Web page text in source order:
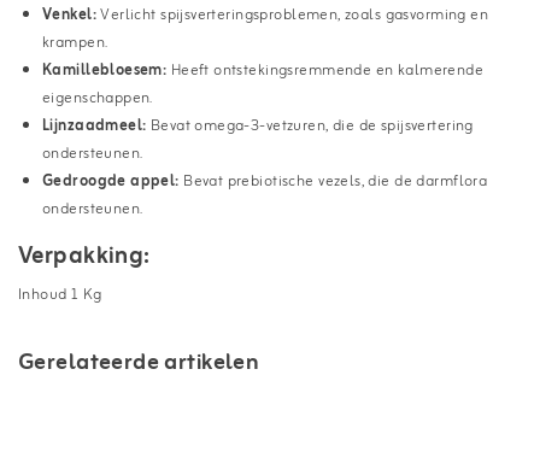
Venkel:Verlicht spijsverteringsproblemen, zoals gasvorming en
krampen.
Kamillebloesem: Heeft ontstekingsremmende en kalmerende
eigenschappen.
Lijnzaadmeel: Bevat omega-3-vetzuren, die de spijsvertering
ondersteunen.
Gedroogde appel: Bevat prebiotische vezels, die de darmflora
ondersteunen.
Verpakking:
Inhoud 1 Kg
Gerelateerde artikelen